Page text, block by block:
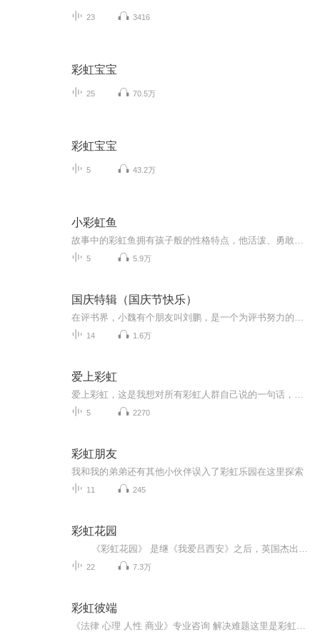
23 3416
彩虹宝宝
25 70.5万
彩虹宝宝
5 43.2万
小彩虹鱼
5 5.9万
国庆特辑（国庆节快乐）
14 1.6万
爱上彩虹
5 2270
彩虹朋友
我和我的弟弟还有其他小伙伴误入了彩虹乐园在这里探索
11 245
彩虹花园
22 7.3万
彩虹彼端